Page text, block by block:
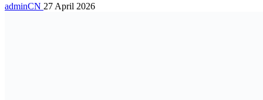
adminCN 27 April 2026